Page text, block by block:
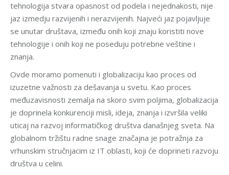
tehnologija stvara opasnost od podela i nejednakosti, nije
jaz izmedju razvijenih i nerazvijenih. Najveći jaz pojavljuje
se unutar društava, između onih koji znaju koristiti nove
tehnologije i onih koji ne poseduju potrebne veštine i
znanja.
Ovde moramo pomenuti i globalizaciju kao proces od
izuzetne važnosti za dešavanja u svetu. Kao proces
međuzavisnosti zemalja na skoro svim poljima, globalizacija
je doprinela konkurenciji misli, ideja, znanja i izvršila veliki
uticaj na razvoj informatičkog društva današnjeg sveta. Na
globalnom tržištu radne snage značajna je potražnja za
vrhunskim stručnjacim iz IT oblasti, koji će doprineti razvoju
društva u celini.